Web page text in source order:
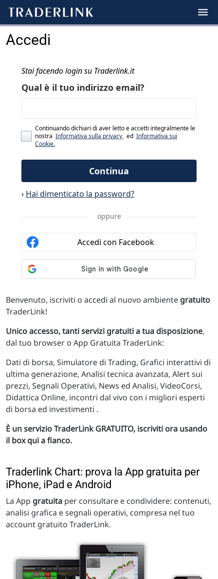
Accedi
Benvenuto, iscriviti o accedi al nuovo ambiente gratuito
TraderLink!
Unico accesso, tanti servizi gratuiti a tua disposizione,
dal tuo browser o App Gratuita TraderLink:
Dati di borsa, Simulatore di Trading, Grafici interattivi di
ultima generazione, Analisi tecnica avanzata, Alert sui
prezzi, Segnali Operativi, News ed Analisi, VideoCorsi,
Didattica Online, incontri dal vivo con i migliori esperti
di borsa ed investimenti .
È un servizio TraderLink GRATUITO, iscriviti ora usando
il box qui a fianco.
Traderlink Chart: prova la App gratuita per
iPhone, iPad e Android
La App gratuita per consultare e condividere: contenuti,
analisi grafica e segnali operativi, compresa nel tuo
account gratuito TraderLink.